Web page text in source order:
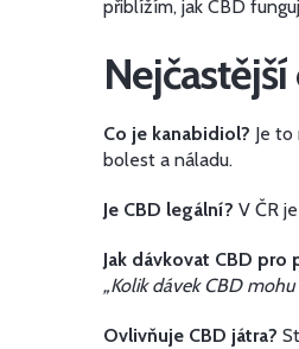
přiblížím, jak CBD
Co je kanabidiol? Je
bolest a náladu.
Je CBD legální? V ČR
Jak dávkovat CBD pro
„Kolik dávek CBD
Ovlivňuje CBD játra?